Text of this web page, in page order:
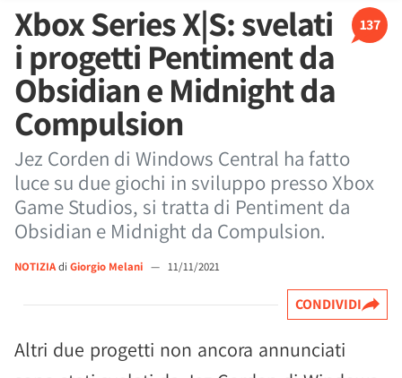
137
Xbox Series X|S: svelati
i progetti Pentiment da
Obsidian e Midnight da
Compulsion
Jez Corden di Windows Central ha fatto
luce su due giochi in sviluppo presso Xbox
Game Studios, si tratta di Pentiment da
Obsidian e Midnight da Compulsion.
NOTIZIAdi Giorgio Melani — 11/11/2021
CONDIVIDI
Altri due progetti non ancora annunciati